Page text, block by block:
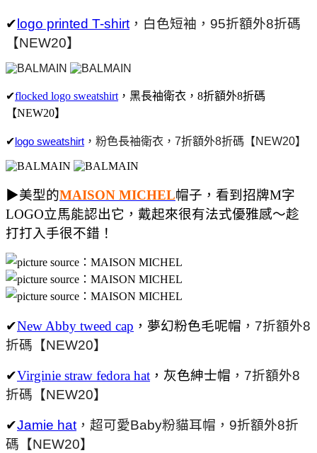
✔ logo printed T-shirt ，白色短袖，95折額外8折碼
【NEW20】
✔flocked logo sweatshirt ，黑長袖衛衣， 8折額外8折碼
【NEW20】
✔logo sweatshirt ，粉色長袖衛衣，7折額外8折碼 【NEW20】
▶美型的MAISON MICHEL帽子，看到招牌M字
LOGO立馬能認出它，戴起來很有法式優雅感～趁
打打入手很不錯！
✔New Abby tweed cap ，夢幻粉色毛呢帽 ，7折額外8
折碼 【NEW20】
✔Virginie straw fedora hat ，灰色紳士帽 ，7折額外8
折碼 【NEW20】
✔Jamie hat ，超可愛Baby粉貓耳帽， 9折額外8折
碼 【NEW20】